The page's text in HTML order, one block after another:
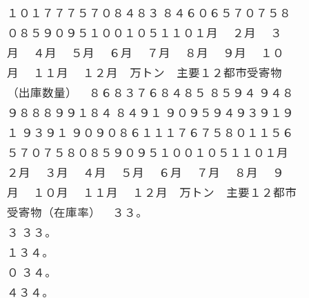
３ ３３。
１３４。
０ ３４。
４３４。